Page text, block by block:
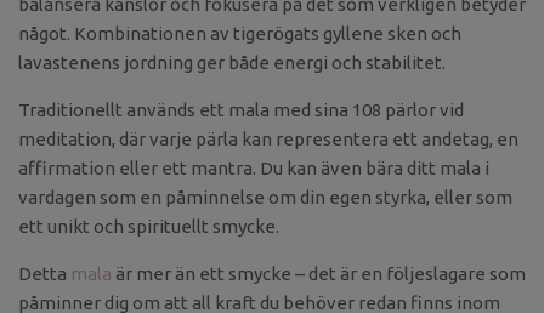
balansera känslor och fokusera på det som verkligen betyder
något. Kombinationen av tigerögats gyllene sken och
lavastenens jordning ger både energi och stabilitet.
Traditionellt används ett mala med sina 108 pärlor vid
meditation, där varje pärla kan representera ett andetag, en
affirmation eller ett mantra. Du kan även bära ditt mala i
vardagen som en påminnelse om din egen styrka, eller som
ett unikt och spirituellt smycke.
Detta mala är mer än ett smycke – det är en följeslagare som
påminner dig om att all kraft du behöver redan finns inom